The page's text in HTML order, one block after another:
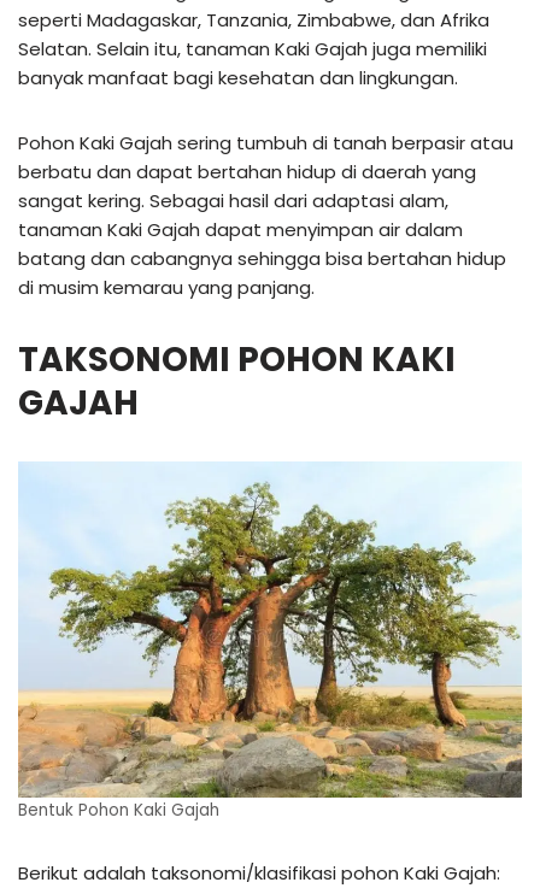
seperti Madagaskar, Tanzania, Zimbabwe, dan Afrika
Selatan. Selain itu, tanaman Kaki Gajah juga memiliki
banyak manfaat bagi kesehatan dan lingkungan.
Pohon Kaki Gajah sering tumbuh di tanah berpasir atau
berbatu dan dapat bertahan hidup di daerah yang
sangat kering. Sebagai hasil dari adaptasi alam,
tanaman Kaki Gajah dapat menyimpan air dalam
batang dan cabangnya sehingga bisa bertahan hidup
di musim kemarau yang panjang.
TAKSONOMI POHON KAKI
GAJAH
Bentuk Pohon Kaki Gajah
Berikut adalah taksonomi/klasifikasi pohon Kaki Gajah: